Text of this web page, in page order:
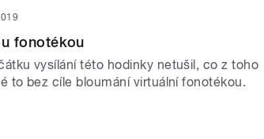
fonotékou
vysílání této hodinky netušil, co z toho
to bez cíle bloumání virtuální fonotékou.